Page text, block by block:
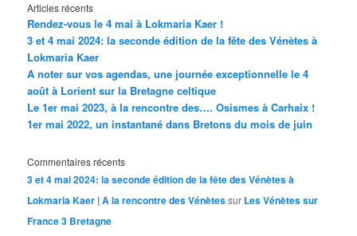
Articles récents
Rendez-vous le 4 mai à Lokmaria Kaer !
3 et 4 mai 2024: la seconde édition de la fête des Vénètes à
Lokmaria Kaer
A noter sur vos agendas, une journée exceptionnelle le 4
août à Lorient sur la Bretagne celtique
Le 1er mai 2023, à la rencontre des…. Osismes à Carhaix !
1er mai 2022, un instantané dans Bretons du mois de juin
Commentaires récents
3 et 4 mai 2024: la seconde édition de la fête des Vénètes à
Lokmaria Kaer | A la rencontre des Vénètessur Les Vénètes sur
France 3 Bretagne